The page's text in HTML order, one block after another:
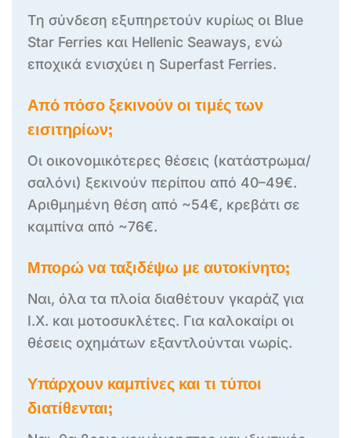
Τη σύνδεση εξυπηρετούν κυρίως οι Blue
Star Ferries και Hellenic Seaways, ενώ
εποχικά ενισχύει η Superfast Ferries.
Από πόσο ξεκινούν οι τιμές των
εισιτηρίων;
Οι οικονομικότερες θέσεις (κατάστρωμα/
σαλόνι) ξεκινούν περίπου από 40–49€.
Αριθμημένη θέση από ~54€, κρεβάτι σε
καμπίνα από ~76€.
Μπορώ να ταξιδέψω με αυτοκίνητο;
Ναι, όλα τα πλοία διαθέτουν γκαράζ για
Ι.Χ. και μοτοσυκλέτες. Για καλοκαίρι οι
θέσεις οχημάτων εξαντλούνται νωρίς.
Υπάρχουν καμπίνες και τι τύποι
διατίθενται;